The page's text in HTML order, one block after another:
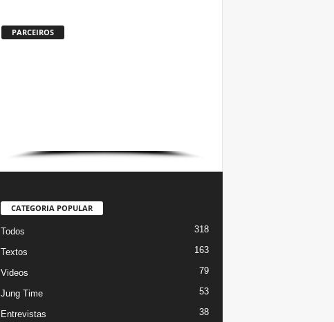
PARCEIROS
CATEGORIA POPULAR
Todos 318
Textos 163
Videos 79
Jung Time 53
Entrevistas 38